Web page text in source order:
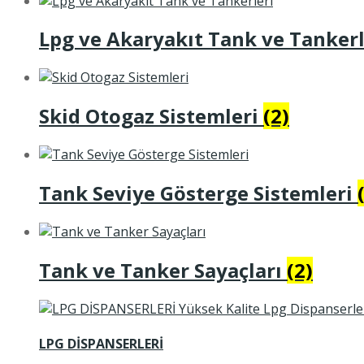
Lpg ve Akaryakıt Tank ve
Skid Otogaz Sistemleri (2)
Tank Seviye Gösterge Sistemleri
Tank ve Tanker Sayaçları (2)
LPG DİSPANSERLERİ